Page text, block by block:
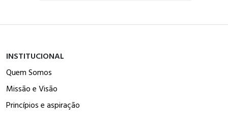
INSTITUCIONAL
Quem Somos
Missão e Visão
Princípios e aspiração